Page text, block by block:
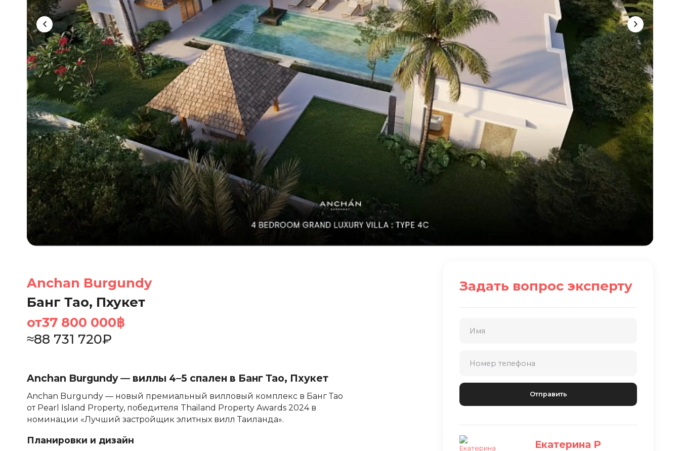
Anchan Burgundy
Банг Тао, Пхукет
от37 800 000฿
≈88 731 720₽
Anchan Burgundy — виллы 4–5 спален в Банг Тао, Пхукет
Anchan Burgundy — новый премиальный вилловый комплекс в Банг Тао
от Pearl Island Property, победителя Thailand Property Awards 2024 в
номинации «Лучший застройщик элитных вилл Таиланда».
Планировки и дизайн
Задать вопрос эксперту
Екатерина Р